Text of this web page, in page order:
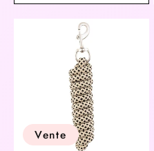
Vente